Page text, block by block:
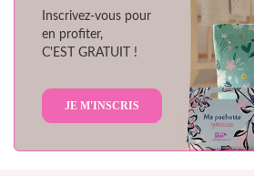
Inscrivez-vous pour
en profiter,
C'EST GRATUIT !
JE M'INSCRIS